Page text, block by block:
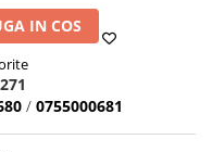
IN COS
/ 0755000681